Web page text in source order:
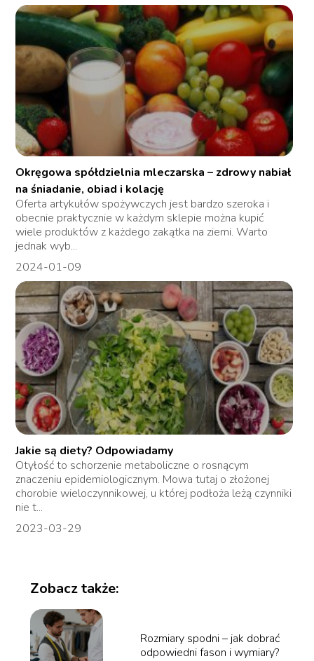
Okręgowa spółdzielnia mleczarska – zdrowy nabiał
na śniadanie, obiad i kolację
Oferta artykułów spożywczych jest bardzo szeroka i
obecnie praktycznie w każdym sklepie można kupić
wiele produktów z każdego zakątka na ziemi. Warto
jednak wyb...
2024-01-09
Jakie są diety? Odpowiadamy
Otyłość to schorzenie metaboliczne o rosnącym
znaczeniu epidemiologicznym. Mowa tutaj o złożonej
chorobie wieloczynnikowej, u której podłoża leżą czynniki
nie t...
2023-03-29
Zobacz także:
Rozmiary spodni – jak dobrać
odpowiedni fason i wymiary?